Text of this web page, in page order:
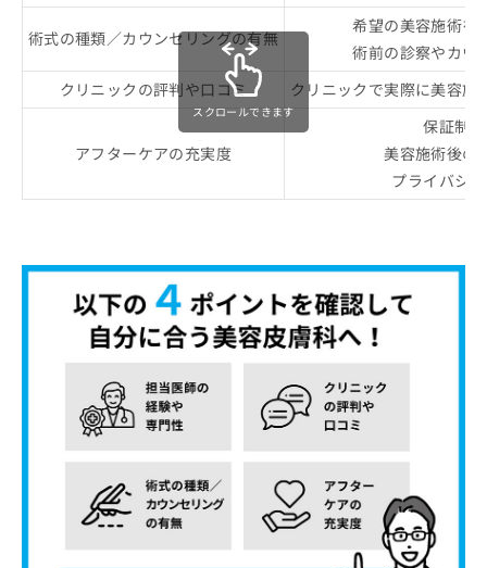
術式の種類／カウンセリングの有無
希望の美容施術を
術前の診察やカウ
クリニックの評判や口コミ
クリニックで実際に美容施
アフターケアの充実度
保証制
美容施術後の
プライバシ
スクロールできます